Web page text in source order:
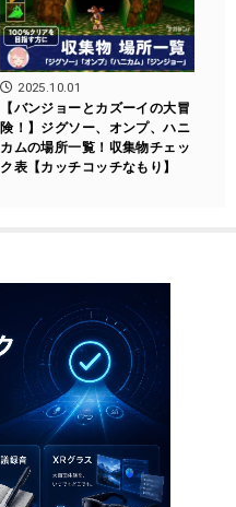
2025.10.01
【バンジョーとカズーイの大冒
険！】ジグソー、オンプ、ハニ
カムの場所一覧！収集物チェッ
ク表【カッチコッチなもり】